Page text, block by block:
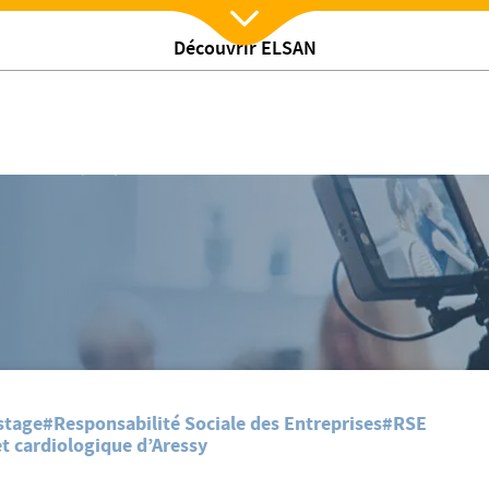
Découvrir ELSAN
Nx:Afficher menu
actualites/Enquête nationale sur l'insomnie : Résultats 2020
#Responsabilité Sociale des Entreprises#RSE
cardiologique d’Aressy